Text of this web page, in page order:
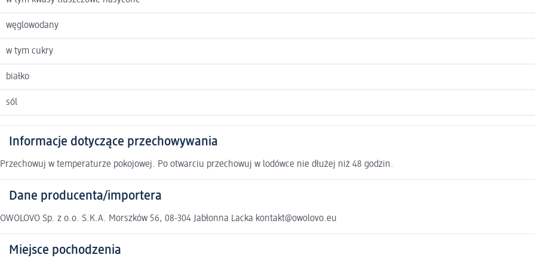
węglowodany
w tym cukry
białko
sól
Informacje dotyczące przechowywania
Przechowuj w temperaturze pokojowej. Po otwarciu przechowuj w lodówce nie dłużej niż 48 godzin.
Dane producenta/importera
OWOLOVO Sp. z o.o. S.K.A. Morszków 56, 08-304 Jabłonna Lacka kontakt@owolovo.eu
Miejsce pochodzenia